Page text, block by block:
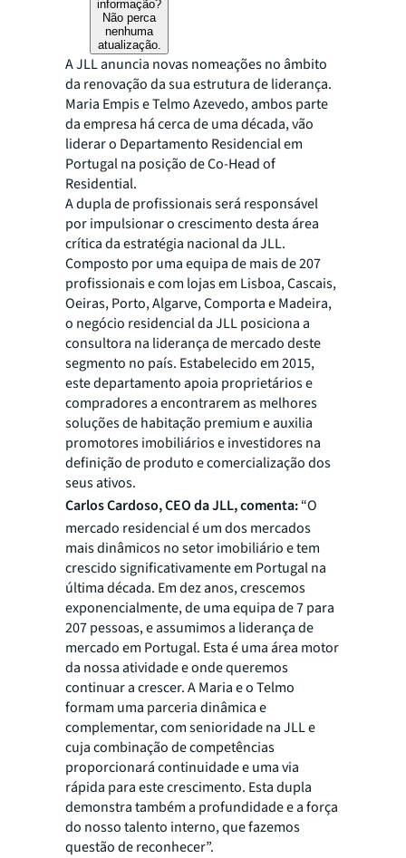
informação?
Não perca
nenhuma
atualização.
A JLL anuncia novas nomeações no âmbito
da renovação da sua estrutura de liderança.
Maria Empis e Telmo Azevedo, ambos parte
da empresa há cerca de uma década, vão
liderar o Departamento Residencial em
Portugal na posição de Co-Head of
Residential.
A dupla de profissionais será responsável
por impulsionar o crescimento desta área
crítica da estratégia nacional da JLL.
Composto por uma equipa de mais de 207
profissionais e com lojas em Lisboa, Cascais,
Oeiras, Porto, Algarve, Comporta e Madeira,
o negócio residencial da JLL posiciona a
consultora na liderança de mercado deste
segmento no país. Estabelecido em 2015,
este departamento apoia proprietários e
compradores a encontrarem as melhores
soluções de habitação premium e auxilia
promotores imobiliários e investidores na
definição de produto e comercialização dos
seus ativos.
Carlos Cardoso, CEO da JLL, comenta:“O
mercado residencial é um dos mercados
mais dinâmicos no setor imobiliário e tem
crescido significativamente em Portugal na
última década. Em dez anos, crescemos
exponencialmente, de uma equipa de 7 para
207 pessoas, e assumimos a liderança de
mercado em Portugal. Esta é uma área motor
da nossa atividade e onde queremos
continuar a crescer. A Maria e o Telmo
formam uma parceria dinâmica e
complementar, com senioridade na JLL e
cuja combinação de competências
proporcionará continuidade e uma via
rápida para este crescimento. Esta dupla
demonstra também a profundidade e a força
do nosso talento interno, que fazemos
questão de reconhecer”.